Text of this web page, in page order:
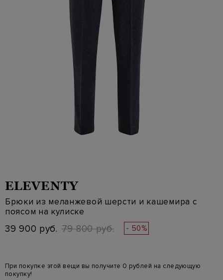
ELEVENTY
Брюки из меланжевой шерсти и кашемира с
поясом на кулиске
39 900 руб. 79 800 руб. - 50%
При покупке этой вещи вы получите 0 рублей на следующую
покупку!